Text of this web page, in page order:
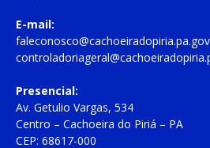
E-mail:
Presencial:
Av. Getulio Vargas, 534
Centro – Cachoeira do Piriá – PA
CEP: 68617-000